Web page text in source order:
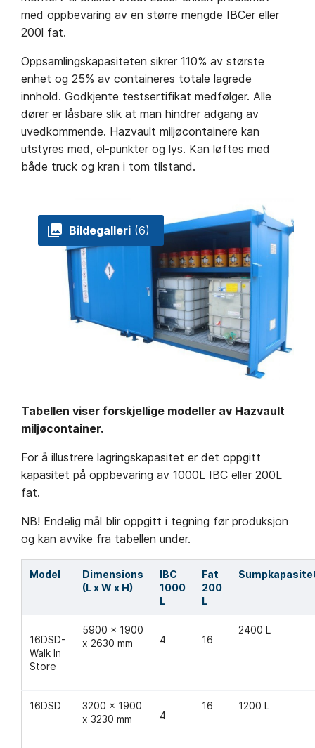
med oppbevaring av en større mengde IBCer eller
200l fat.
Oppsamlingskapasiteten sikrer 110% av største
enhet og 25% av containeres totale lagrede
innhold. Godkjente testsertifikat medfølger. Alle
dører er låsbare slik at man hindrer adgang av
uvedkommende. Hazvault miljøcontainere kan
utstyres med, el-punkter og lys. Kan løftes med
både truck og kran i tom tilstand.
Bildegalleri (6)
Tabellen viser forskjellige modeller av Hazvault
miljøcontainer.
For å illustrere lagringskapasitet er det oppgitt
kapasitet på oppbevaring av 1000L IBC eller 200L
fat.
NB! Endelig mål blir oppgitt i tegning før produksjon
og kan avvike fra tabellen under.
Model
Dimensions
(L x W x H)
IBC
1000
L
Fat
200
L
16DSD-
Walk In
Store
5900 x 1900
x 2630 mm
4 16
2400 L
16DSD
3200 x 1900
x 3230 mm
4
16 1200 L